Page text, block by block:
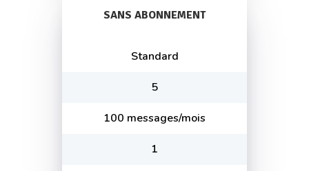
SANS ABONNEMENT
Standard
5
100 messages/mois
1